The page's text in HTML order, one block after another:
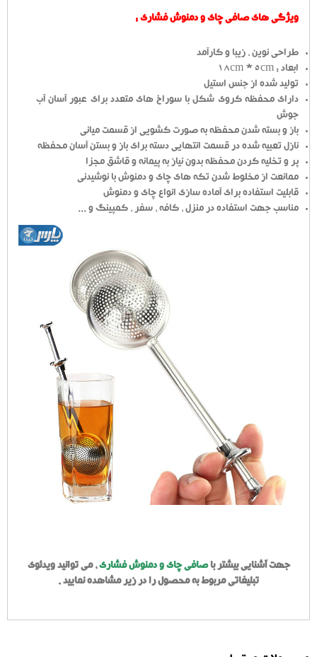
ویژگی های صافی چای و دمنوش فشاری :
طراحی نوین ، زیبا و کارآمد
ابعاد : 18cm * 5cm
تولید شده از جنس استیل
دارای محفظه کروی شکل با سوراخ های متعدد برای عبور آسان آب
جوش
باز و بسته شدن محفظه به صورت کشویی از قسمت میانی
نازل تعبیه شده در قسمت انتهایی دسته برای باز و بستن آسان محفظه
پر و تخلیه کردن محفظه بدون نیاز به پیمانه و قاشق مجزا
ممانعت از مخلوط شدن تکه های چای و دمنوش با نوشیدنی
قابلیت استفاده برای آماده سازی انواع چای و دمنوش
مناسب جهت استفاده در منزل ، کافه ، سفر ، کمپینگ و ...
جهت آشنایی بیشتر باصافی چای و دمنوش فشاری، می توانید ویدئوی
تبلیغاتی مربوط به محصول را در زیر مشاهده نمایید .